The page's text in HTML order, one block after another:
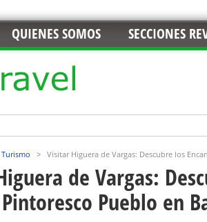
QUIENES SOMOS SECCIONES
> Visitar Higuera de Vargas: Descubre los
de Vargas:
Pueblo en